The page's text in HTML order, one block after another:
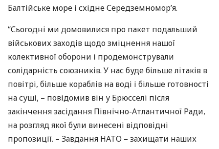
Балтійське море і східне Середземномор’я.
“Сьогодні ми домовилися про пакет подальший
військових заходів щодо зміцнення нашої
колективної оборони і продемонстрували
солідарність союзників. У нас буде більше літаків в
повітрі, більше кораблів на воді і більше готовності
на суші, – повідомив він у Брюсселі після
закінчення засідання Північно-Атлантичної Ради,
на розгляд якої були винесені відповідні
пропозиції. – Завдання НАТО – захищати наших